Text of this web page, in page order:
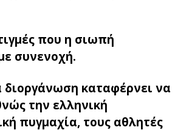
που η σιωπή
συνενοχή.
διοργάνωση καταφέρνει να
την ελληνική
πυγμαχία, τους αθλητές